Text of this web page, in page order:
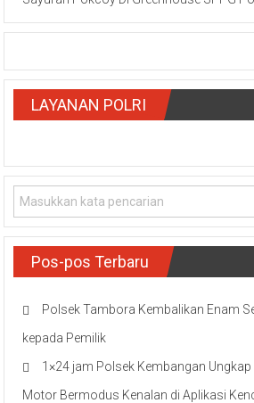
LAYANAN POLRI
Pos-pos Terbaru
Polsek Tambora Kembalikan Enam
kepada Pemilik
1×24 jam Polsek Kembangan
Motor Bermodus Kenalan di Aplikasi